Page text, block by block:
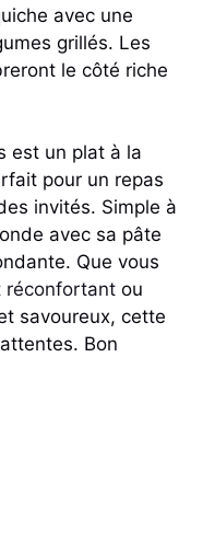
avec une
grillés. Les
le côté riche
est un plat à la
pour un repas
invités. Simple à
avec sa pâte
Que vous
réconfortant ou
savoureux, cette
Bon